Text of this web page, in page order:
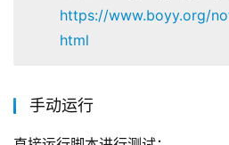
https://www.boyy.org/
html
手动运行